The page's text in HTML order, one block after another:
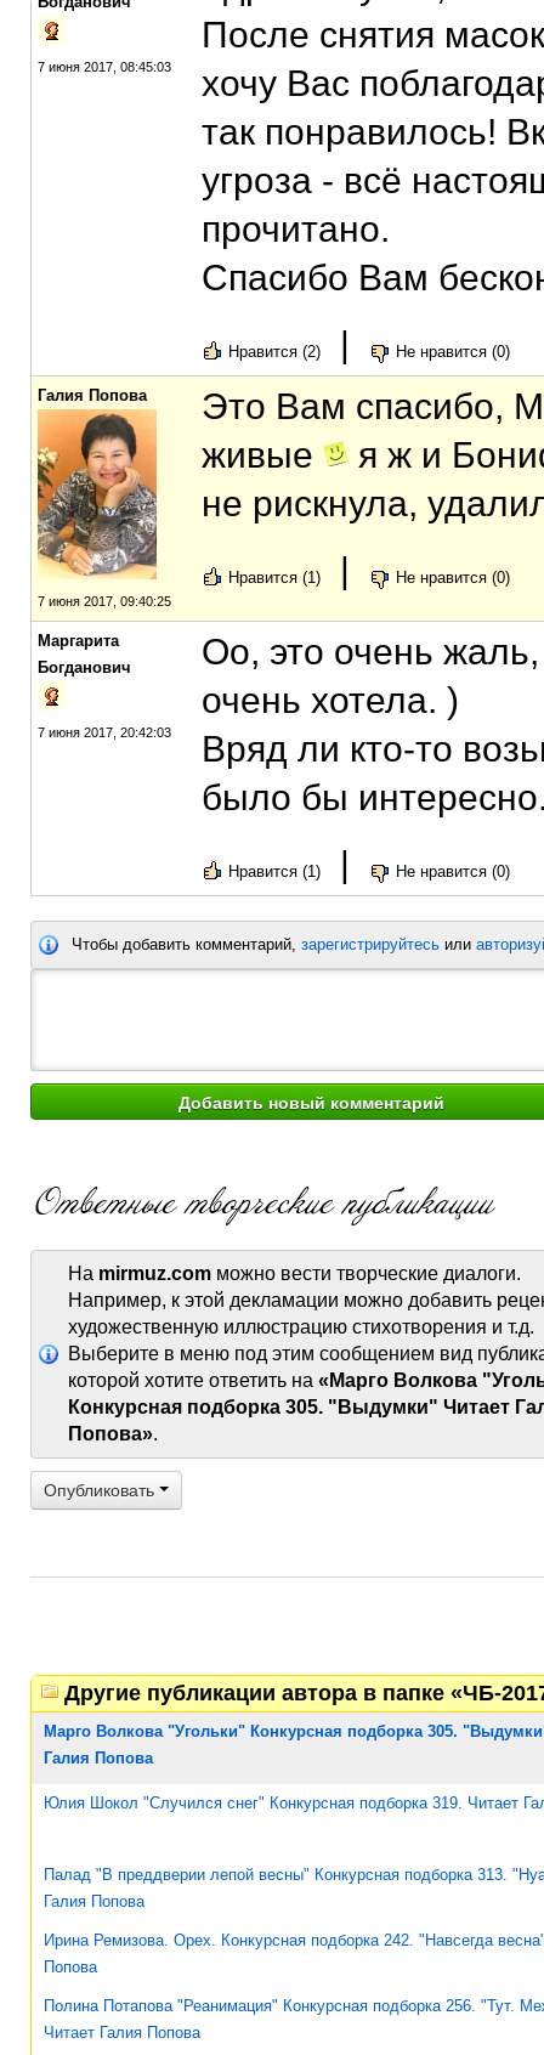
7 июня 2017, 08:45:03
После снятия
хочу Вас
так понравилось!
угроза - всё
прочитано.
Спасибо Вам
Нравится (2) | Не нравится (0)
Галия Попова
7 июня 2017, 09:40:25
Это Вам спасибо,
живые
я ж и
не рискнула,
Нравится (1) | Не нравится (0)
Маргарита
Богданович
7 июня 2017, 20:42:03
Оо, это очень
очень хотела. )
Вряд ли кто-то
было бы
Нравится (1) | Не нравится (0)
Чтобы добавить комментарий, зарегистрируйтесь или
На mirmuz.com можно вести творческие диалоги.
Например, к этой декламации можно добавить
художественную иллюстрацию стихотворения и т.д.
Выберите в меню под этим сообщением вид
которой хотите ответить на «Марго Волкова
Конкурсная подборка 305. "Выдумки" Читает
Попова».
Опубликовать
Другие публикации автора в папке «ЧБ-
Марго Волкова "Угольки" Конкурсная подборка 305.
Галия Попова
Юлия Шокол "Случился снег" Конкурсная подборка 319. Читает
Палад "В преддверии лепой весны" Конкурсная подборка 313.
Галия Попова
Ирина Ремизова. Орех. Конкурсная подборка 242. "Навсегда
Попова
Полина Потапова "Реанимация" Конкурсная подборка 256. "Тут.
Читает Галия Попова